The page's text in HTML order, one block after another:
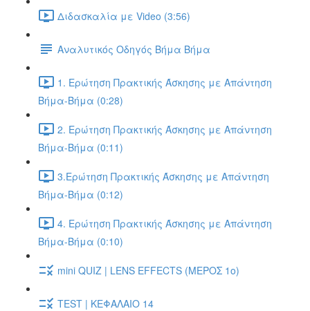
Διδασκαλία με Video (3:56)
Αναλυτικός Οδηγός Βήμα Βήμα
1. Ερώτηση Πρακτικής Άσκησης με Απάντηση
Βήμα-Βήμα (0:28)
2. Ερώτηση Πρακτικής Άσκησης με Απάντηση
Βήμα-Βήμα (0:11)
3.Ερώτηση Πρακτικής Άσκησης με Απάντηση
Βήμα-Βήμα (0:12)
4. Ερώτηση Πρακτικής Άσκησης με Απάντηση
Βήμα-Βήμα (0:10)
mini QUIZ | LENS EFFECTS (ΜΕΡΟΣ 1ο)
TEST | ΚΕΦΑΛΑΙΟ 14